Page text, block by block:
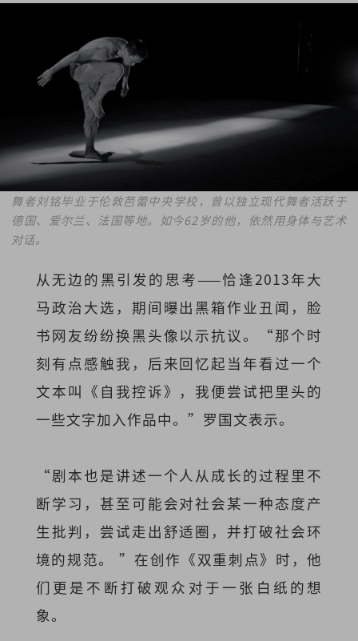
舞者刘铭毕业于伦敦芭蕾中央学校，曾以独立现代舞者活跃于
德国、爱尔兰、法国等地。如今62岁的他，依然用身体与艺术
对话。
从无边的黑引发的思考——恰逢2013年大
马政治大选，期间曝出黑箱作业丑闻，脸
书网友纷纷换黑头像以示抗议。“那个时
刻有点感触我，后来回忆起当年看过一个
文本叫《自我控诉》，我便尝试把里头的
一些文字加入作品中。”罗国文表示。
“剧本也是讲述一个人从成长的过程里不
断学习，甚至可能会对社会某一种态度产
生批判，尝试走出舒适圈，并打破社会环
境的规范。 ”在创作《双重刺点》时，他
们更是不断打破观众对于一张白纸的想
象。